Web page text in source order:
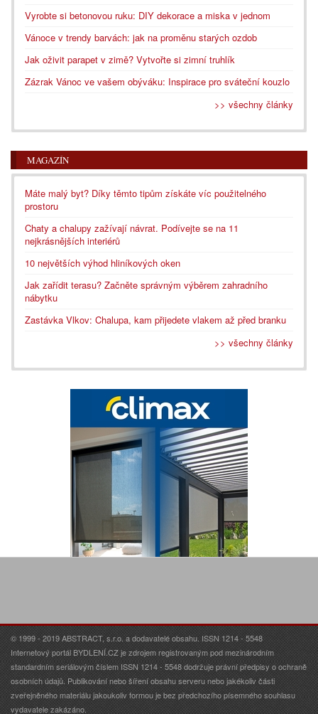
Vyrobte si betonovou ruku: DIY dekorace a miska v jednom
Vánoce v trendy barvách: jak na proměnu starých ozdob
Jak oživit parapet v zimě? Vytvořte si zimní truhlík
Zázrak Vánoc ve vašem obýváku: Inspirace pro sváteční kouzlo
>> všechny články
MAGAZÍN
Máte malý byt? Díky těmto tipům získáte víc použitelného
prostoru
Chaty a chalupy zažívají návrat. Podívejte se na 11
nejkrásnějších interiérů
10 největších výhod hliníkových oken
Jak zařídit terasu? Začněte správným výběrem zahradního
nábytku
Zastávka Vlkov: Chalupa, kam přijedete vlakem až před branku
>> všechny články
© 1999 - 2019 ABSTRACT, s.r.o. a dodavatelé obsahu. ISSN 1214 - 5548
Internetový portál BYDLENÍ.CZ je zdrojem registrovaným pod mezinárodním
standardním seriálovým číslem ISSN 1214 - 5548 dodržuje právní předpisy o ochraně
osobních údajů. Publikování nebo šíření obsahu serveru nebo jakékoliv části
zveřejněného materiálu jakoukoliv formou je bez předchozího písemného souhlasu
vydavatele zakázáno.